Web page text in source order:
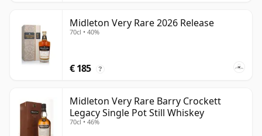
Midleton Very Rare 2026 Release
70cl • 40%
€ 185 ?
Midleton Very Rare Barry Crockett
Legacy Single Pot Still Whiskey
70cl • 46%